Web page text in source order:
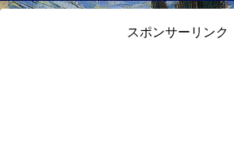
スポンサーリンク